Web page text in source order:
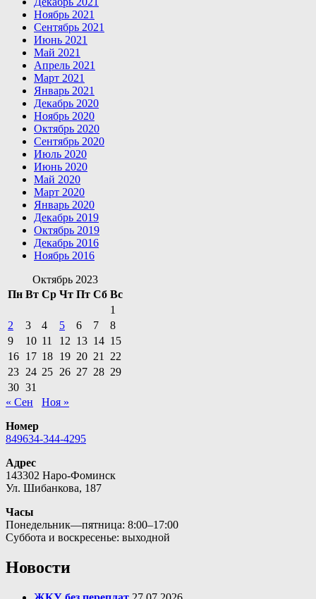
Ноябрь 2021
Сентябрь 2021
Июнь 2021
Май 2021
Апрель 2021
Март 2021
Январь 2021
Декабрь 2020
Ноябрь 2020
Октябрь 2020
Сентябрь 2020
Июль 2020
Июнь 2020
Май 2020
Март 2020
Январь 2020
Декабрь 2019
Октябрь 2019
Декабрь 2016
Ноябрь 2016
Октябрь 2023
Пн Вт Ср Чт Пт Сб Вс
1
2
3 4 5 6 7
8
9
10 11 12 13 14 15
16 17 18 19 20 21
22
23 24 25 26 27 28 29
30 31
« Сен
Ноя »
Номер
849634-344-4295
Адрес
143302 Наро-Фоминск
Ул. Шибанкова, 187
Часы
Понедельник—пятница: 8:00–17:00
Суббота и воскресенье: выходной
Новости